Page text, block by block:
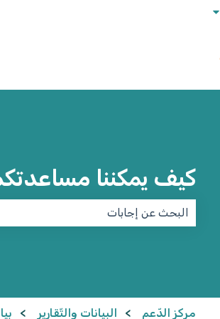
إظهار القائمة الفرعية للترجمات
كيف يمكننا
مركز الدّعم البيانات والتّقارير